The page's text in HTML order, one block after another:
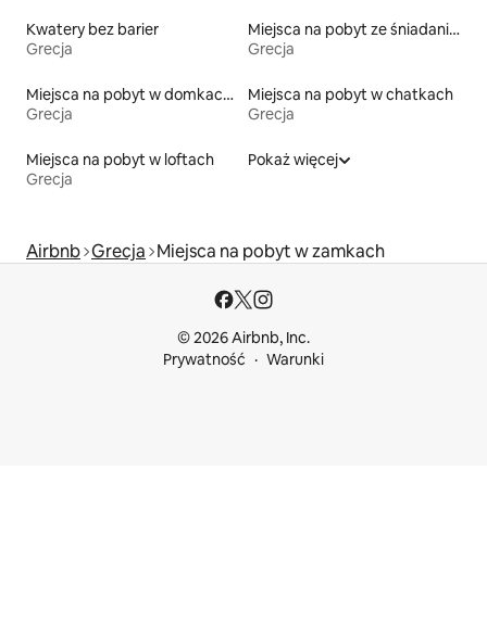
Kwatery bez barier
Grecja
Miejsca na pobyt ze śniadaniem
Grecja
Miejsca na pobyt w domkach parterowych
Grecja
Miejsca na pobyt w chatkach
Grecja
Miejsca na pobyt w loftach
Grecja
Pokaż więcej
Airbnb Grecja Miejsca na pobyt w zamkach
© 2026 Airbnb, Inc.
Prywatność
Warunki